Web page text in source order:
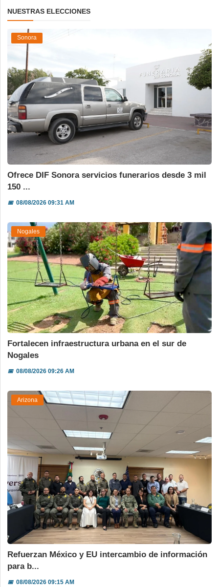
NUESTRAS ELECCIONES
Sonora
Ofrece DIF Sonora servicios funerarios desde 3 mil
150 ...
📅08/08/2026 09:31 AM
Nogales
Fortalecen infraestructura urbana en el sur de
Nogales
📅08/08/2026 09:26 AM
Arizona
Refuerzan México y EU intercambio de información
para b...
📅08/08/2026 09:15 AM